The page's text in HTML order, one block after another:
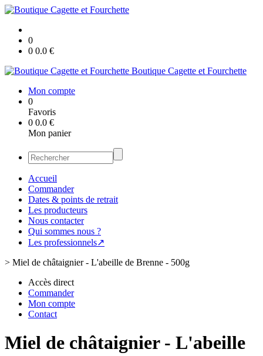
0
0 0.0 €
Boutique Cagette et Fourchette
Mon compte
0
Favoris
0 0.0 €
Mon panier
Accueil
Commander
Dates & points de retrait
Les producteurs
Nous contacter
Qui sommes nous ?
Les professionnels↗
> Miel de châtaignier - L'abeille de Brenne - 500g
Accès direct
Commander
Mon compte
Contact
Miel de châtaignier - L'abeille